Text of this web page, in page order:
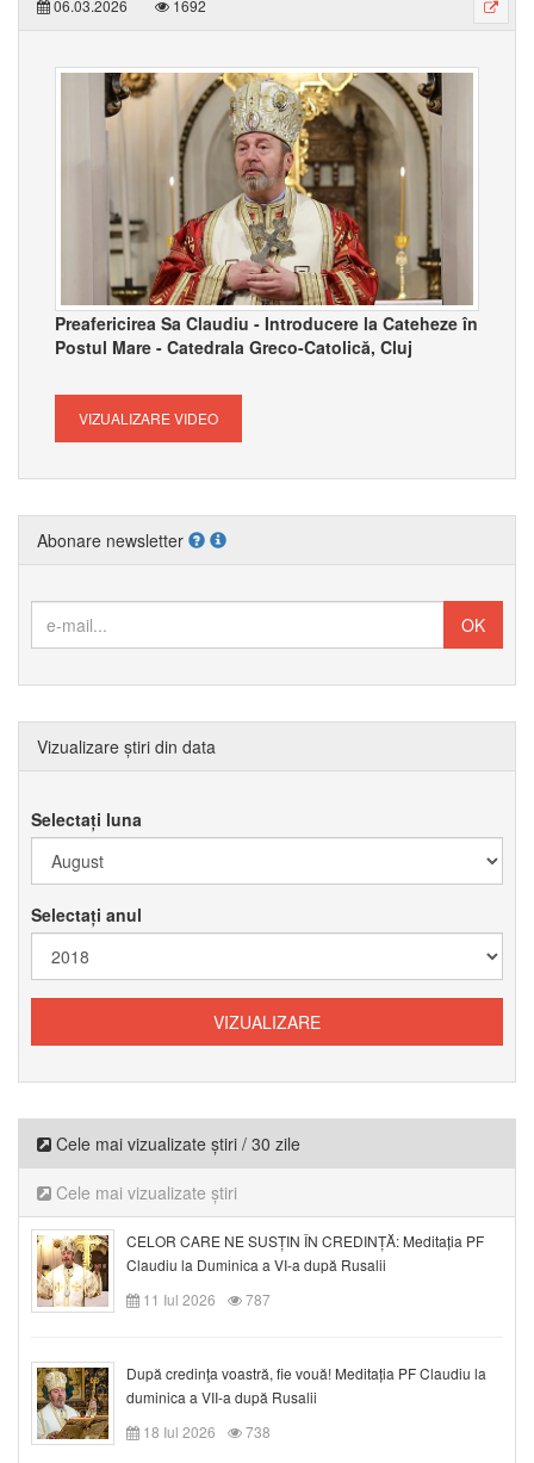
06.03.2026 1692
Preafericirea Sa Claudiu - Introducere la Cateheze în
Postul Mare - Catedrala Greco-Catolică, Cluj
VIZUALIZARE VIDEO
Abonare newsletter
Vizualizare știri din data
Selectați luna
Selectați anul
Cele mai vizualizate știri / 30 zile
Cele mai vizualizate știri
CELOR CARE NE SUSȚIN ÎN CREDINȚĂ: Meditația PF
Claudiu la Duminica a VI-a după Rusalii
11 Iul 2026
787
După credinţa voastră, fie vouă! Meditația PF Claudiu la
duminica a VII-a după Rusalii
18 Iul 2026
738